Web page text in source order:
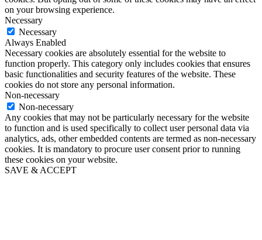
on your browsing experience.
Necessary
Necessary
Always Enabled
Necessary cookies are absolutely essential for the website to
function properly. This category only includes cookies that ensures
basic functionalities and security features of the website. These
cookies do not store any personal information.
Non-necessary
Non-necessary
Any cookies that may not be particularly necessary for the website
to function and is used specifically to collect user personal data via
analytics, ads, other embedded contents are termed as non-necessary
cookies. It is mandatory to procure user consent prior to running
these cookies on your website.
SAVE & ACCEPT